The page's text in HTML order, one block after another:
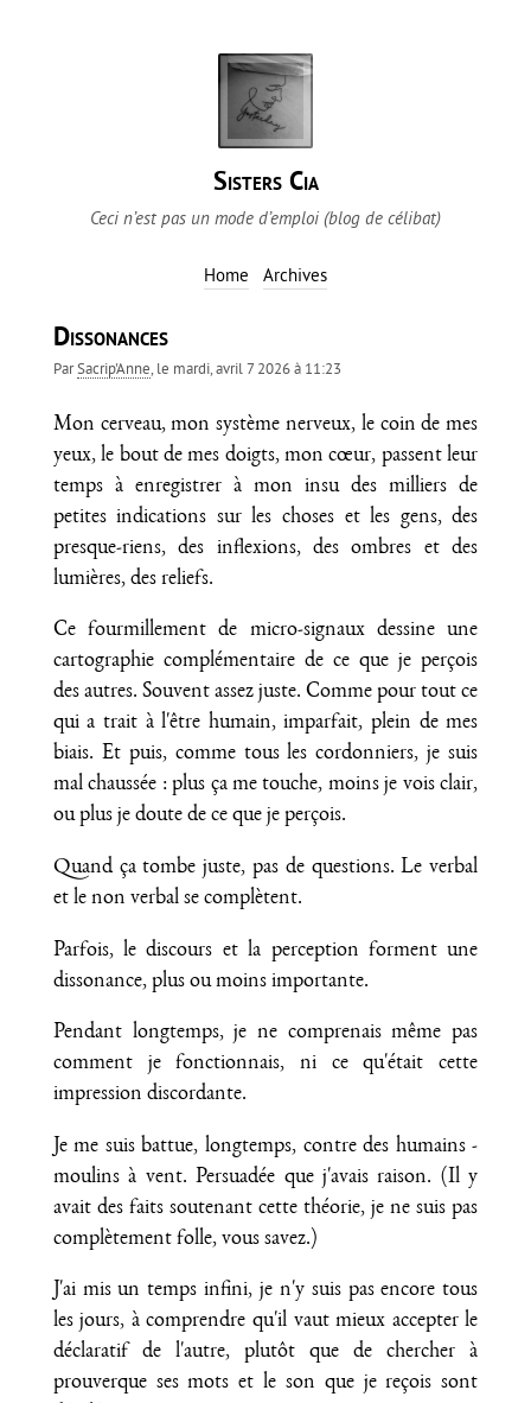
Sisters Cia
Ceci n’est pas un mode d’emploi (blog de célibat)
Home Archives
Dissonances
ParSacrip'Anne, le mardi, avril 7 2026 à 11:23
Mon cerveau, mon système nerveux, le coin de mes
yeux, le bout de mes doigts, mon cœur, passent leur
temps à enregistrer à mon insu des milliers de
petites indications sur les choses et les gens, des
presque-riens, des inflexions, des ombres et des
lumières, des reliefs.
Ce fourmillement de micro-signaux dessine une
cartographie complémentaire de ce que je perçois
des autres. Souvent assez juste. Comme pour tout ce
qui a trait à l'être humain, imparfait, plein de mes
biais. Et puis, comme tous les cordonniers, je suis
mal chaussée : plus ça me touche, moins je vois clair,
ou plus je doute de ce que je perçois.
Quand ça tombe juste, pas de questions. Le verbal
et le non verbal se complètent.
Parfois, le discours et la perception forment une
dissonance, plus ou moins importante.
Pendant longtemps, je ne comprenais même pas
comment je fonctionnais, ni ce qu'était cette
impression discordante.
Je me suis battue, longtemps, contre des humains -
moulins à vent. Persuadée que j'avais raison. (Il y
avait des faits soutenant cette théorie, je ne suis pas
complètement folle, vous savez.)
J'ai mis un temps infini, je n'y suis pas encore tous
les jours, à comprendre qu'il vaut mieux accepter le
déclaratif de l'autre, plutôt que de chercher à
prouverque ses mots et le son que je reçois sont